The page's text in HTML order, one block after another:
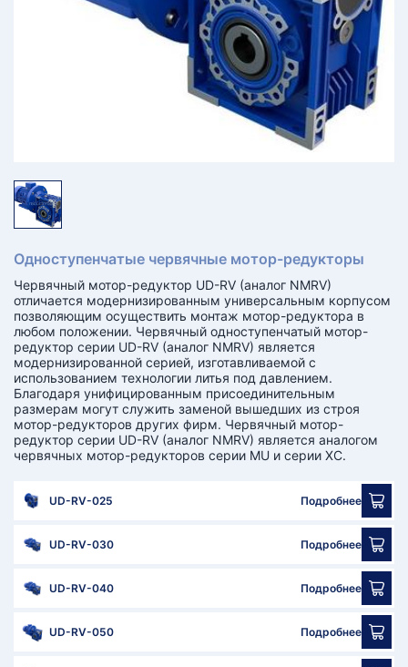
Одноступенчатые червячные мотор-редукторы
Червячный мотор-редуктор UD-RV (аналог NMRV)
отличается модернизированным универсальным корпусом
позволяющим осуществить монтаж мотор-редуктора в
любом положении. Червячный одноступенчатый мотор-
редуктор серии UD-RV (аналог NMRV) является
модернизированной серией, изготавливаемой с
использованием технологии литья под давлением.
Благодаря унифицированным присоединительным
размерам могут служить заменой вышедших из строя
мотор-редукторов других фирм. Червячный мотор-
редуктор серии UD-RV (аналог NMRV) является аналогом
червячных мотор-редукторов серии MU и серии XC.
UD-RV-025 Подробнее
UD-RV-030 Подробнее
UD-RV-040 Подробнее
UD-RV-050 Подробнее